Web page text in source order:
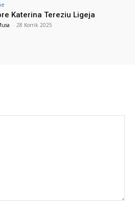
Katerina Tereziu Ligeja
- 28 Korrik 2025